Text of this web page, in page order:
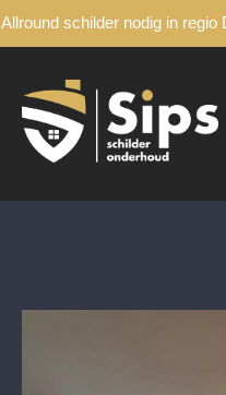
Allround schilder nodig in regio
content
Home